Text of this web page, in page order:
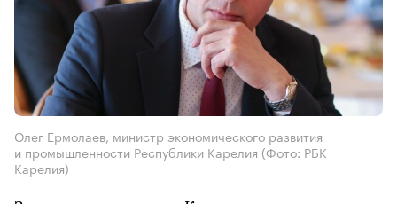
Олег Ермолаев, министр экономического развития
и промышленности Республики Карелия (Фото: РБК
Карелия)